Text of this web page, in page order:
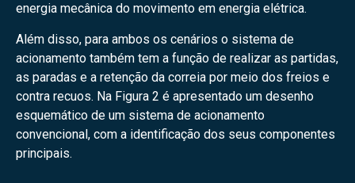
energia mecânica do movimento em energia elétrica.
Além disso, para ambos os cenários o sistema de
acionamento também tem a função de realizar as partidas,
as paradas e a retenção da correia por meio dos freios e
contra recuos. Na Figura 2 é apresentado um desenho
esquemático de um sistema de acionamento
convencional, com a identificação dos seus componentes
principais.